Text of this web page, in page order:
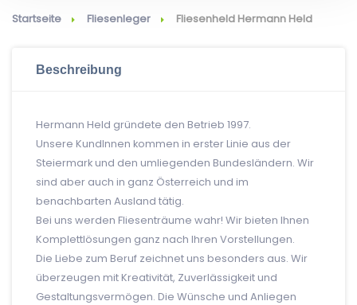
Startseite Fliesenleger Fliesenheld Hermann Held
Beschreibung
Hermann Held gründete den Betrieb 1997.
Unsere KundInnen kommen in erster Linie aus der
Steiermark und den umliegenden Bundesländern. Wir
sind aber auch in ganz Österreich und im
benachbarten Ausland tätig.
Bei uns werden Fliesenträume wahr! Wir bieten Ihnen
Komplettlösungen ganz nach Ihren Vorstellungen.
Die Liebe zum Beruf zeichnet uns besonders aus. Wir
überzeugen mit Kreativität, Zuverlässigkeit und
Gestaltungsvermögen. Die Wünsche und Anliegen